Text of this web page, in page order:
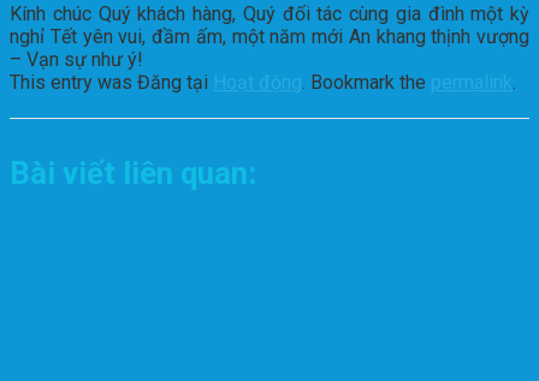
Kính chúc Quý khách hàng, Quý đối tác cùng gia đình một kỳ
nghỉ Tết yên vui, đầm ấm, một năm mới An khang thịnh vượng
– Vạn sự như ý!
This entry was Đăng tại Hoạt động. Bookmark the permalink .
Bài viết liên quan: